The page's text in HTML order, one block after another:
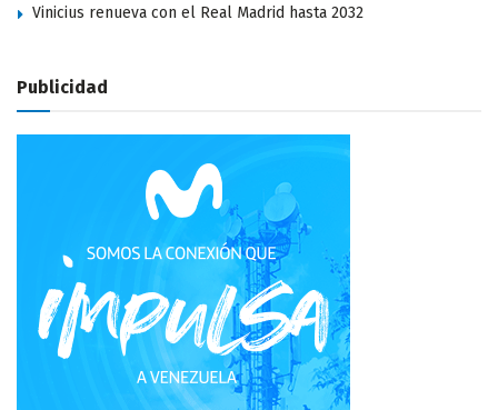
Vinicius renueva con el Real Madrid hasta 2032
Publicidad